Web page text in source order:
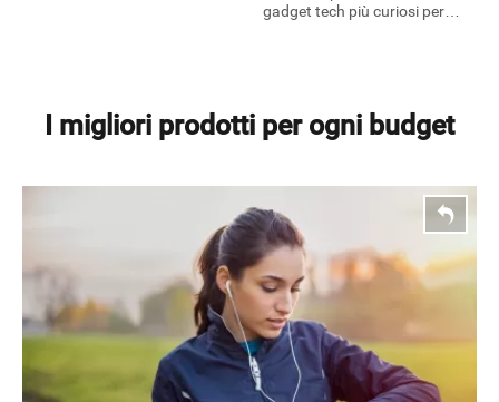
gadget tech più curiosi per
I migliori prodotti per ogni budget